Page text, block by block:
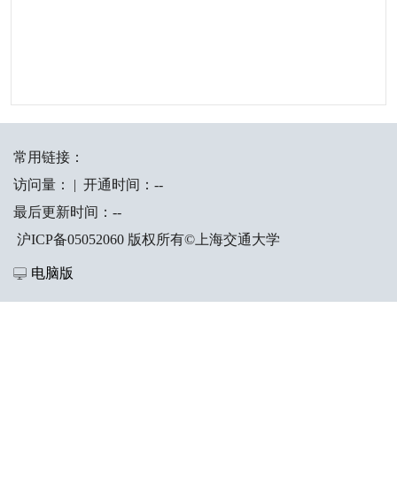
常用链接：
访问量：
| 开通时间： --
最后更新时间： --
沪ICP备05052060 版权所有©上海交通大学
电脑版